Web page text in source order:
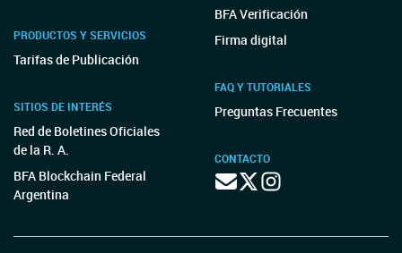
PRODUCTOS Y SERVICIOS
Tarifas de Publicación
SITIOS DE INTERÉS
Red de Boletines Oficiales
de la R. A.
BFA Blockchain Federal
Argentina
BFA Verificación
Firma digital
FAQ Y TUTORIALES
Preguntas Frecuentes
CONTACTO